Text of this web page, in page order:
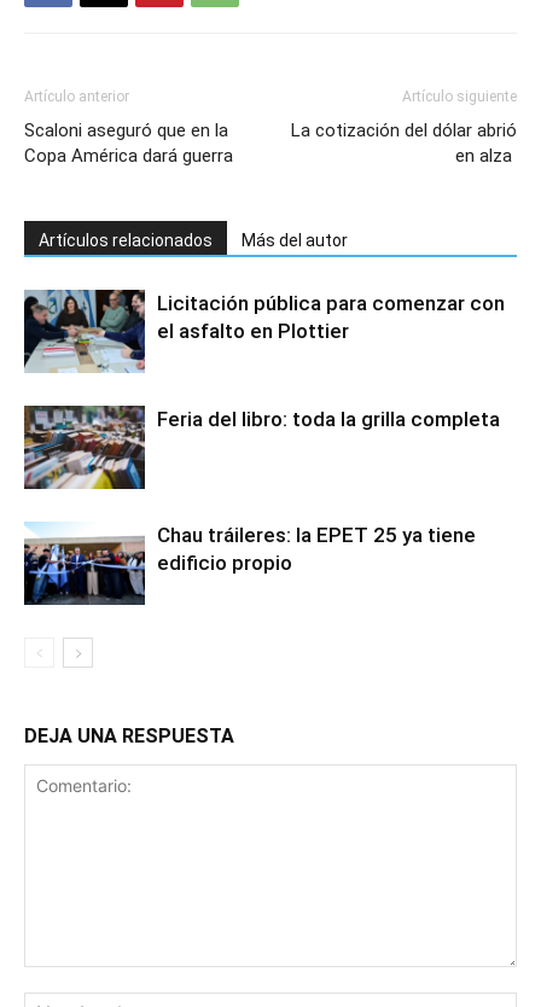
Artículo anterior
Scaloni aseguró que en la
Copa América dará guerra
Artículo siguiente
La cotización del dólar abrió
en alza
Artículos relacionados Más del autor
Licitación pública para comenzar con
el asfalto en Plottier
Feria del libro: toda la grilla completa
Chau tráileres: la EPET 25 ya tiene
edificio propio
DEJA UNA RESPUESTA